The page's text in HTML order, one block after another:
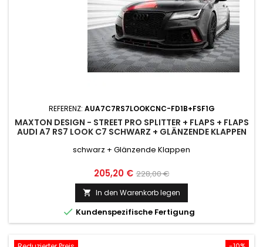
REFERENZ: AUA7C7RS7LOOKCNC-FD1B+FSF1G
MAXTON DESIGN - STREET PRO SPLITTER + FLAPS + FLAPS
AUDI A7 RS7 LOOK C7 SCHWARZ + GLÄNZENDE KLAPPEN
schwarz + Glänzende Klappen
Preis
205,20 € Normaler
Preis
228,00 €
 In den Warenkorb legen
 Kundenspezifische Fertigung